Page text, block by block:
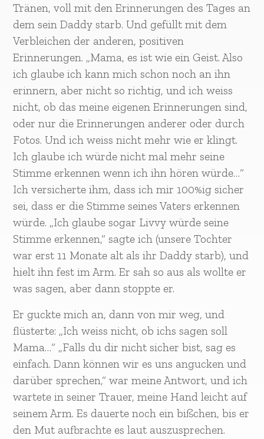
Tränen, voll mit den Erinnerungen des Tages an
dem sein Daddy starb. Und gefüllt mit dem
Verbleichen der anderen, positiven
Erinnerungen. „Mama, es ist wie ein Geist. Also
ich glaube ich kann mich schon noch an ihn
erinnern, aber nicht so richtig, und ich weiss
nicht, ob das meine eigenen Erinnerungen sind,
oder nur die Erinnerungen anderer oder durch
Fotos. Und ich weiss nicht mehr wie er klingt.
Ich glaube ich würde nicht mal mehr seine
Stimme erkennen wenn ich ihn hören würde…“
Ich versicherte ihm, dass ich mir 100%ig sicher
sei, dass er die Stimme seines Vaters erkennen
würde. „Ich glaube sogar Livvy würde seine
Stimme erkennen,“ sagte ich (unsere Tochter
war erst 11 Monate alt als ihr Daddy starb), und
hielt ihn fest im Arm. Er sah so aus als wollte er
was sagen, aber dann stoppte er.
Er guckte mich an, dann von mir weg, und
flüsterte: „Ich weiss nicht, ob ichs sagen soll
Mama…“ „Falls du dir nicht sicher bist, sag es
einfach. Dann können wir es uns angucken und
darüber sprechen,“ war meine Antwort, und ich
wartete in seiner Trauer, meine Hand leicht auf
seinem Arm. Es dauerte noch ein bißchen, bis er
den Mut aufbrachte es laut auszusprechen.